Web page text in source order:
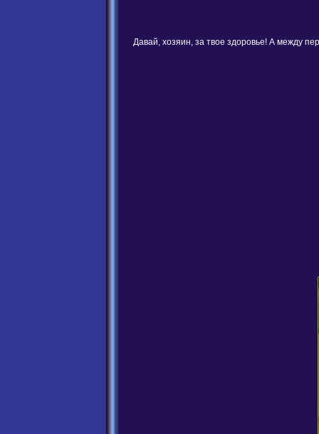
Давай, хозяин, за твое здоровье! А между